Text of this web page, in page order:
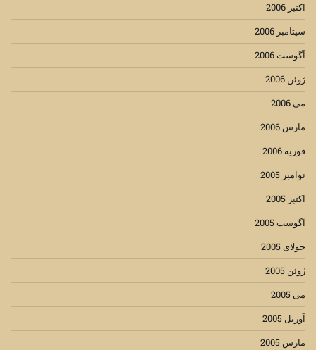
اکتبر 2006
سپتامبر 2006
آگوست 2006
ژوئن 2006
می 2006
مارس 2006
فوریه 2006
نوامبر 2005
اکتبر 2005
آگوست 2005
جولای 2005
ژوئن 2005
می 2005
آوریل 2005
مارس 2005